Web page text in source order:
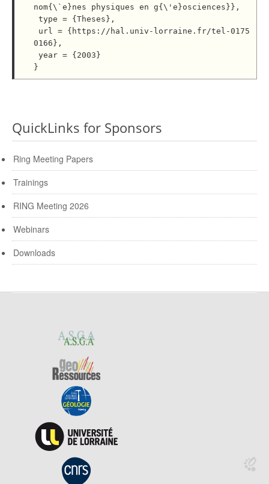
nom{\`e}nes physiques en g{\'e}osciences}},
0166},
QuickLinks for Sponsors
Ring Meeting Papers
Trainings
RING Meeting 2026
Webinars
Downloads